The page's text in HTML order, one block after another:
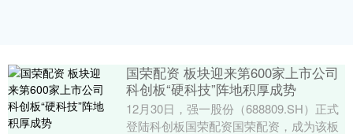
国荣配资 板块迎来第600家上市公司
科创板“硬科技”阵地积厚成势
12月30日，强一股份（688809.SH）正式
登陆科创板国荣配资国荣配资，成为该板